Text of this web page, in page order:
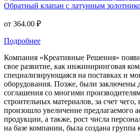
Обратный клапан с латунным
от 364.00 ₽
Подробнее
Компания «Креативные Решения»
свое развитие, как инжиниринговая
специализирующаяся на поставках и
оборудования. Позже, были заключены
соглашения со многими
строительных материалов, за счет
произошло увеличение предлагаемого
продукции, а также, рост числа
на базе компании, была создана группа